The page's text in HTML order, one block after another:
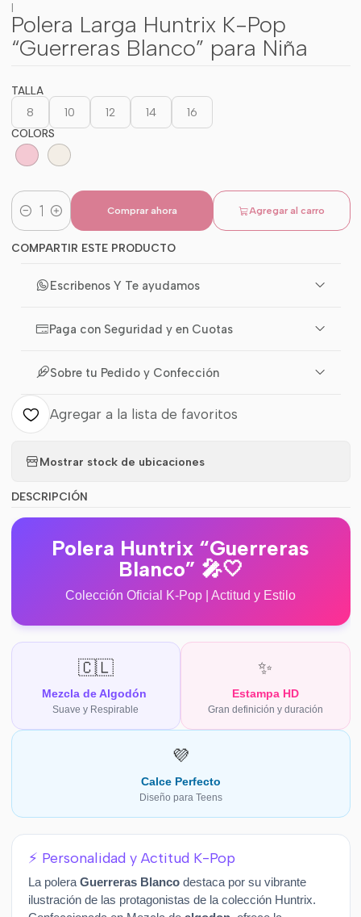
|
Polera Larga Huntrix K-Pop
“Guerreras Blanco” para Niña
TALLA
8 10 12 14 16
COLORS
Cantidad
Agregar al carro
Comprar ahora
COMPARTIR ESTE PRODUCTO
Escribenos Y Te ayudamos
Paga con Seguridad y en Cuotas
Sobre tu Pedido y Confección
Agregar a la lista de favoritos
Mostrar stock de ubicaciones
DESCRIPCIÓN
Polera Huntrix “Guerreras
Blanco” 🎤🤍
Colección Oficial K-Pop | Actitud y Estilo
🇨🇱
Mezcla de Algodón
Suave y Respirable
✨
Estampa HD
Gran definición y duración
💜
Calce Perfecto
Diseño para Teens
⚡ Personalidad y Actitud K-Pop
La polera Guerreras Blancodestaca por su vibrante
ilustración de las protagonistas de la colección Huntrix.